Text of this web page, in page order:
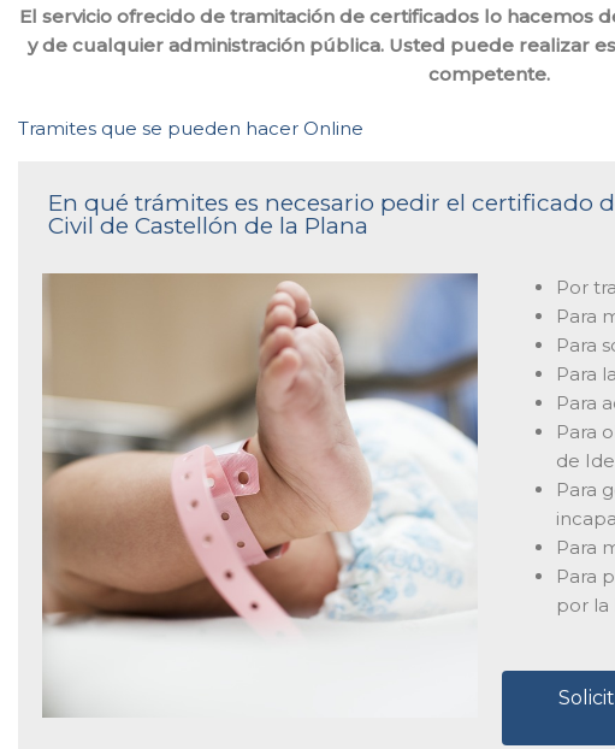
El servicio ofrecido de tramitación de certificados lo hacemos
y de cualquier administración pública. Usted puede realizar
competente.
Tramites que se pueden hacer Online
En qué trámites es necesario pedir el certificado
Civil de Castellón de la Plana
Por
Para
Para
Para
Para
Para
de
Para
Para
Para
por la